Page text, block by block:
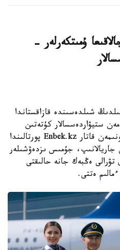
ۇمىتكەرلەر -
قازاقپارات - 2026 -جىلدىڭ شىلدەسىندە قازاقستاندا
ستيۋاردەسسالار كۇتەتىن
ماماندار قاتارىنان كورىندى. سونىمەن قاتار Enbek.kz پورتالىندا
جاريالانىپ، جۇمىس ىزدەۋشىلەر
بۇل تۋرالى ەڭبەك جانە حالىقتى
ەتتى.